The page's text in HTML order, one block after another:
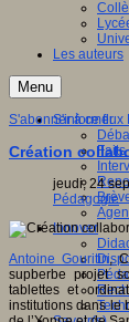
Les auteurs
Menu
S'informer
Faits
Innover
S'abonner à ce flux
Création
jeudi, 24
Pédagogie
Antoine Gouritin,
supberbe projet
tablettes et
institutions dans le